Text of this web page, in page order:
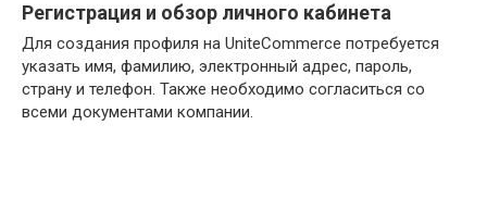
Регистрация и обзор личного кабинета
Для создания профиля на UniteCommerce потребуется
указать имя, фамилию, электронный адрес, пароль,
страну и телефон. Также необходимо согласиться со
всеми документами компании.